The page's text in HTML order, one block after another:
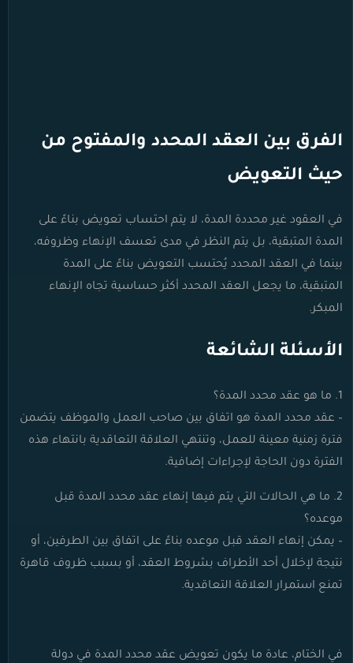
الفرق بين العقد المحدد والمفتوح من
حيث التعويض
في العقود غير محددة المدة، لا يتم احتساب تعويض بناءً على
المدة المتبقية، بل يتم النظر في مدى تعسف الإنهاء وظروفه،
بينما في العقد المحدد يُحتسب التعويض بناءً على المدة
المتبقية، ما يجعل العقد المحدد أكثر حساسية تجاه الإنهاء
المبكر.
الأسئلة الشائعة
1. ما هو عقد محدد المدة؟
– عقد محدد المدة هو اتفاق بين صاحب العمل والموظف يتضمن
فترة زمنية معينة للعمل، وتنتهي العلاقة التعاقدية بانتهاء هذه
الفترة دون الحاجة لإجراءات إضافية.
2. ما هي الحالات التي يتم فيها إنهاء عقد محدد المدة قبل
موعده؟
– يمكن إنهاء العقد قبل موعده بناءً على اتفاق بين الطرفين، أو
نتيجة لإخلال أحد الأطراف بشروط العقد، أو بسبب ظروف قاهرة
تمنع استمرار العلاقة التعاقدية.
في الختام، عادة ما يكون تعويض عقد محدد المدة في دولة